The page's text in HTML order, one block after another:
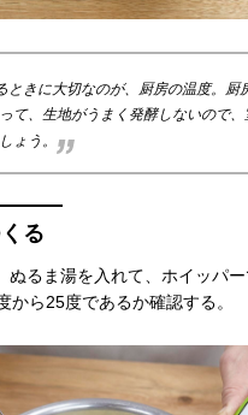
ときに大切なのが、厨房の温度。厨
て、生地がうまく発酵しないので
ょう。
る
ぬるま湯を入れて、ホイッパー
から25度であるか確認する。